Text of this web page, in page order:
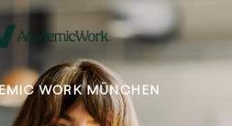
WORK MÜNCHEN